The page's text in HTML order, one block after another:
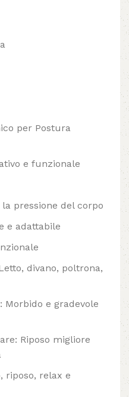
per Postura
e funzionale
pressione del corpo
e adattabile
divano, poltrona,
Morbido e gradevole
Riposo migliore
riposo, relax e